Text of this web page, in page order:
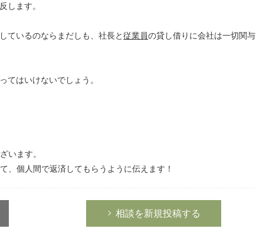
します。
ているのならまだしも、社長と従業員の貸し借りに会社は一切関与
てはいけないでしょう。
います。
、個人間で返済してもらうように伝えます！
相談を新規投稿する
労務管理
企業法務
経営の知恵